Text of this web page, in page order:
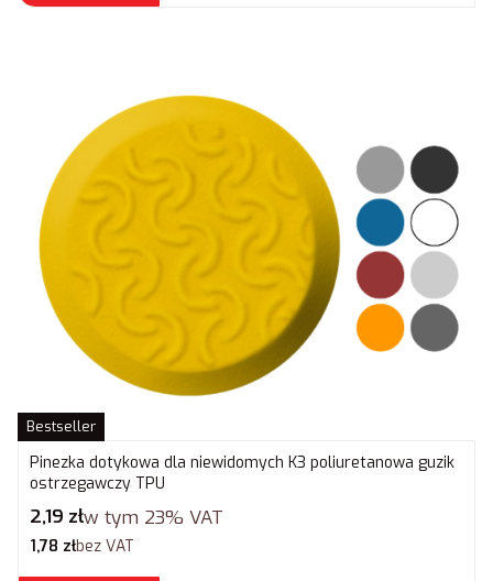
Bestseller
Pinezka dotykowa dla niewidomych K3 poliuretanowa guzik
ostrzegawczy TPU
Cena brutto
2,19 złw tym 23% VAT
Cena netto
1,78 złbez VAT